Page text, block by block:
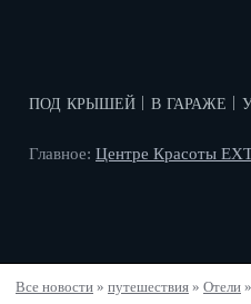
под крышей в гараже
Главное: Центре Красоты
Все новости » путешествия » Отели »